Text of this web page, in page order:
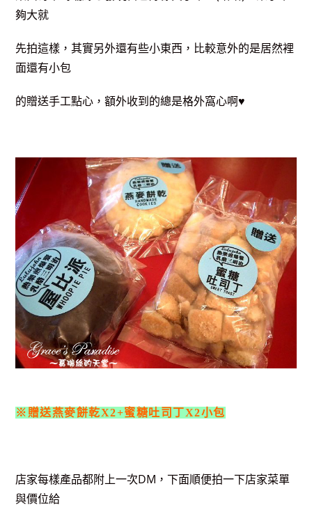
夠大就
先拍這樣，其實另外還有些小東西，比較意外的是居然裡
面還有小包
的贈送手工點心，額外收到的總是格外窩心啊♥
※贈送燕麥餅乾X2+蜜糖吐司丁X2小包
店家每樣產品都附上一次DM，下面順便拍一下店家菜單
與價位給